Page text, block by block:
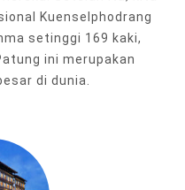
Kuenselphodrang
setinggi 169 kaki,
ini merupakan
di dunia.